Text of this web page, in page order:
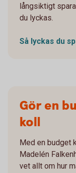
långsiktigt
du lyckas.
Så lyckas du
Gör en
koll
Med en budget
Madelén
vet allt om hur